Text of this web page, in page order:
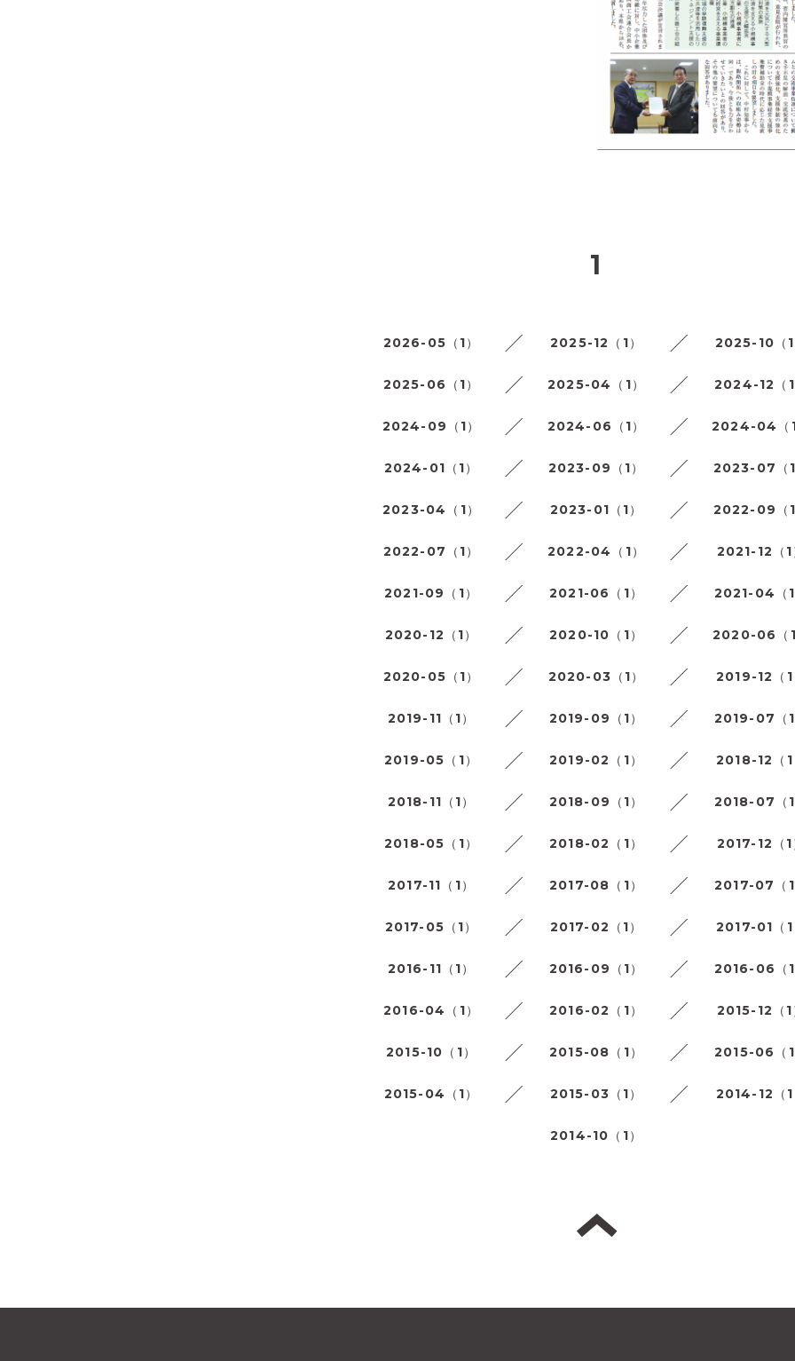
1
2026-05（1） 2025-12（1） 2025-10（1
2025-06（1） 2025-04（1） 2024-12（1
2024-09（1） 2024-06（1） 2024-04（1
2024-01（1） 2023-09（1） 2023-07（1
2023-04（1） 2023-01（1） 2022-09（1
2022-07（1） 2022-04（1） 2021-12（1
2021-09（1） 2021-06（1） 2021-04（1
2020-12（1） 2020-10（1） 2020-06（1
2020-05（1） 2020-03（1） 2019-12（1
2019-11（1） 2019-09（1） 2019-07（1
2019-05（1） 2019-02（1） 2018-12（1
2018-11（1） 2018-09（1） 2018-07（1
2018-05（1） 2018-02（1） 2017-12（1
2017-11（1） 2017-08（1） 2017-07（1
2017-05（1） 2017-02（1） 2017-01（1
2016-11（1） 2016-09（1） 2016-06（1
2016-04（1） 2016-02（1） 2015-12（1
2015-10（1） 2015-08（1） 2015-06（1
2015-04（1） 2015-03（1） 2014-12（1
2014-10（1）